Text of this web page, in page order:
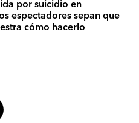
por suicidio en
espectadores sepan que
cómo hacerlo